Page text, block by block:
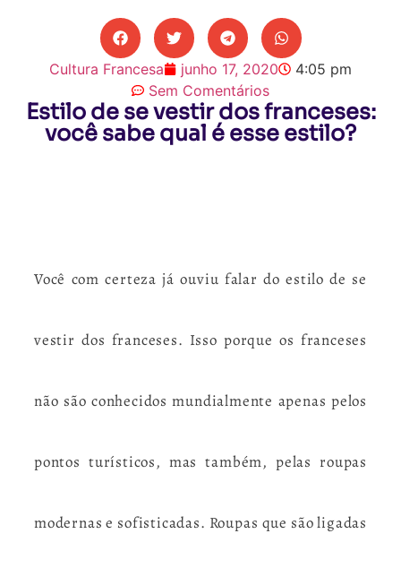
Cultura Francesa junho 17, 2020
4:05 pm
Sem Comentários
Estilo de se vestir dos franceses:
você sabe qual é esse estilo?
Você com certeza já ouviu falar do estilo de se
vestir dos franceses. Isso porque os franceses
não são conhecidos mundialmente apenas pelos
pontos turísticos, mas também, pelas roupas
modernas e sofisticadas. Roupas que são ligadas